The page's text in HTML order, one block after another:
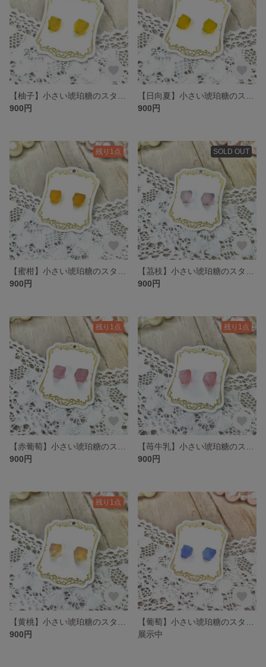
900円
900円
残り1点
900円
SOLD OUT
900円
残り1点
900円
残り1点
900円
残り1点
900円
展示中